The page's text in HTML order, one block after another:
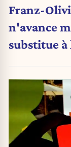
Franz-
n'avance
substitue